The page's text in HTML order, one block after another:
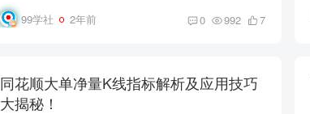
99学社 2年前 0 992 7
同花顺大单净量K线指标解析及应用技巧
大揭秘！